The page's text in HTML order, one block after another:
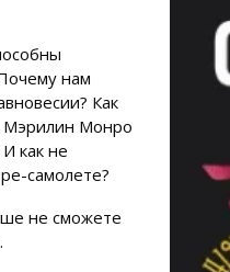
нам
Как
Мэрилин Монро
как не
самолете?
не сможете